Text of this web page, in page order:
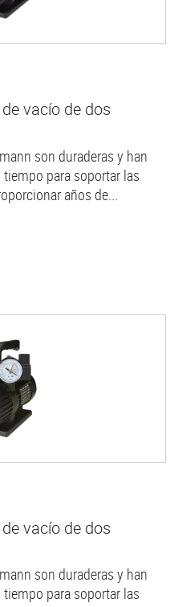
vacío de dos
son duraderas y han
para soportar las
años de...
vacío de dos
son duraderas y han
para soportar las